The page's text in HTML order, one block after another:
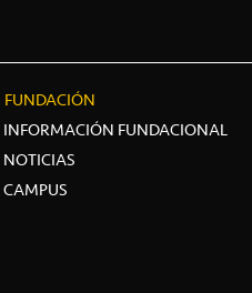
FUNDACIÓN
INFORMACIÓN FUNDACIONAL
NOTICIAS
CAMPUS